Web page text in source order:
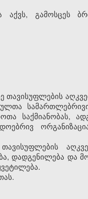
გამოსცეს
თავისუფლების
საქმიანობას,
დადგენილება და